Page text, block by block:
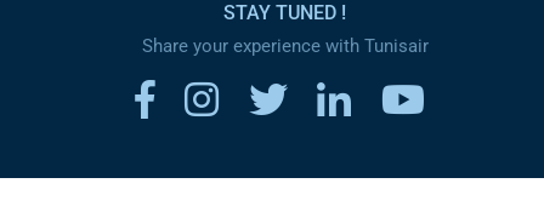
STAY TUNED !
Share your experience with Tunisair